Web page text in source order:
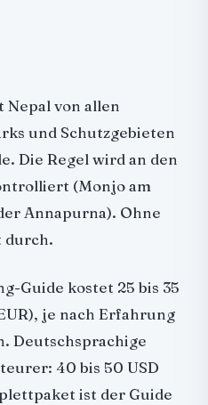
von allen
und Schutzgebieten
Die Regel wird an den
(Monjo am
Annapurna). Ohne
durch.
Guide kostet 25 bis 35
je nach Erfahrung
Deutschsprachige
40 bis 50 USD
ist der Guide